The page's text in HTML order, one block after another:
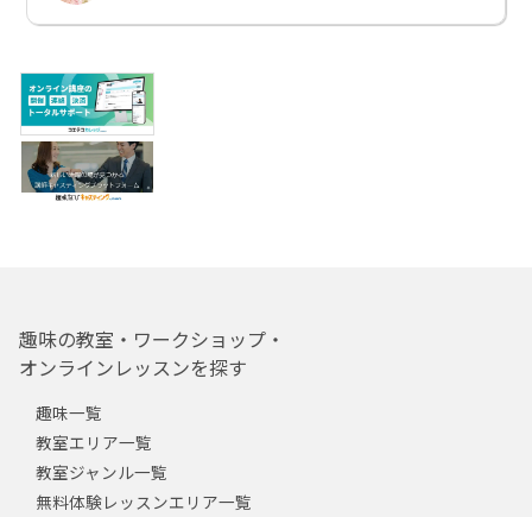
趣味の教室・ワークショップ・
オンラインレッスンを探す
趣味一覧
教室エリア一覧
教室ジャンル一覧
無料体験レッスンエリア一覧